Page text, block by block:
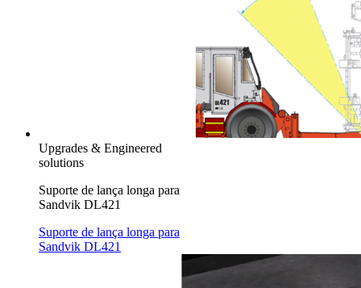
Upgrades & Engineered
solutions
Suporte de lança longa para
Sandvik DL421
Suporte de lança longa para
Sandvik DL421